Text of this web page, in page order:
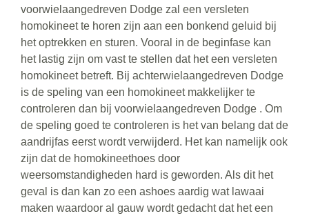
voorwielaangedreven Dodge zal een versleten
homokineet te horen zijn aan een bonkend geluid bij
het optrekken en sturen. Vooral in de beginfase kan
het lastig zijn om vast te stellen dat het een versleten
homokineet betreft. Bij achterwielaangedreven Dodge
is de speling van een homokineet makkelijker te
controleren dan bij voorwielaangedreven Dodge . Om
de speling goed te controleren is het van belang dat de
aandrijfas eerst wordt verwijderd. Het kan namelijk ook
zijn dat de homokineethoes door
weersomstandigheden hard is geworden. Als dit het
geval is dan kan zo een ashoes aardig wat lawaai
maken waardoor al gauw wordt gedacht dat het een